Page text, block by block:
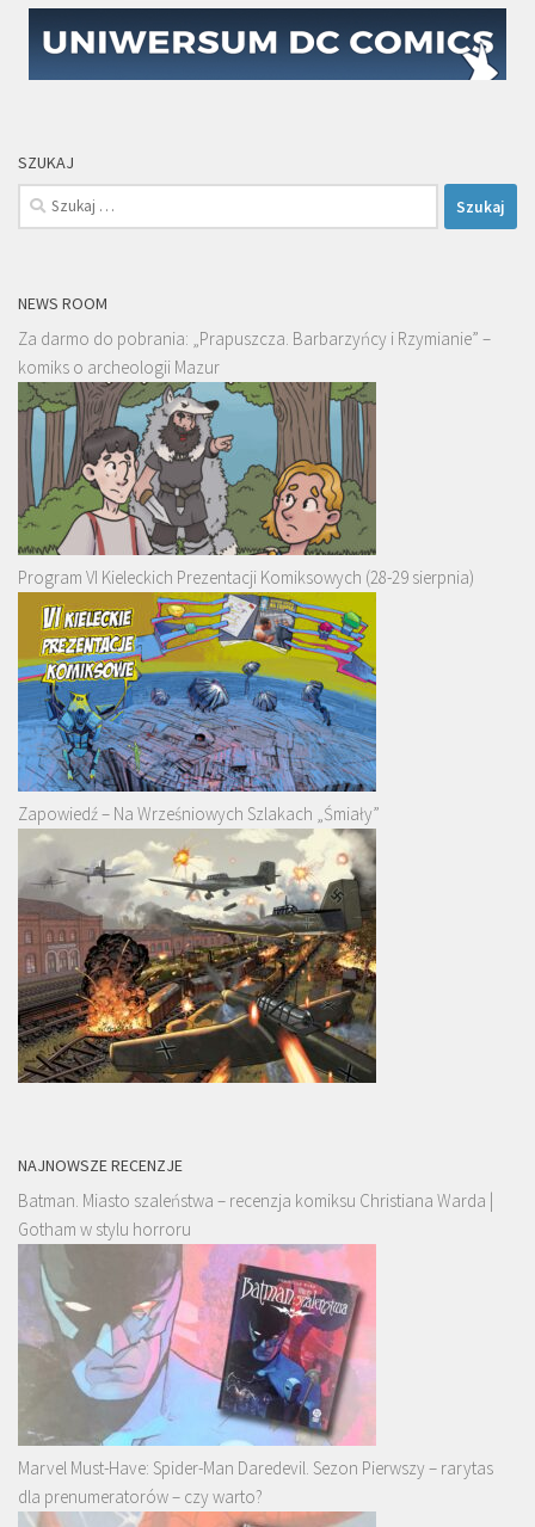
SZUKAJ
Szukaj:
NEWS ROOM
Za darmo do pobrania: „Prapuszcza. Barbarzyńcy i Rzymianie” –
komiks o archeologii Mazur
Program VI Kieleckich Prezentacji Komiksowych (28-29 sierpnia)
Zapowiedź – Na Wrześniowych Szlakach „Śmiały”
NAJNOWSZE RECENZJE
Batman. Miasto szaleństwa – recenzja komiksu Christiana Warda |
Gotham w stylu horroru
Marvel Must-Have: Spider-Man Daredevil. Sezon Pierwszy – rarytas
dla prenumeratorów – czy warto?